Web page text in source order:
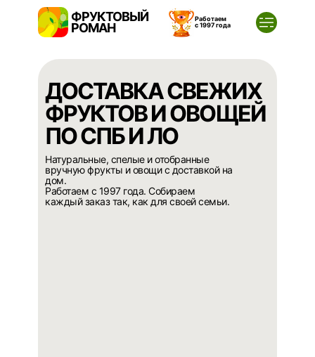
Работаем
с 1997 года
ФРУКТОВЫЙ
РОМАН
Натуральные, спелые и отобранные
вручную фрукты и овощи с доставкой на
дом.
Работаем с 1997 года. Собираем
каждый заказ так, как для своей семьи.
ДОСТАВКА СВЕЖИХ
ФРУКТОВ И ОВОЩЕЙ
ПО СПБ И ЛО